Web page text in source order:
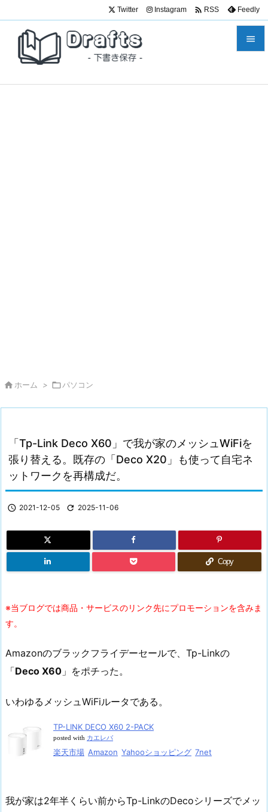

Twitter Instagram  RSS Feedly
 ホーム > パソコン
「Tp-Link Deco X60」で我が家のメッシュWiFiを
張り替える。既存の「Deco X20」も使って自宅ネ
ットワークを再構成だ。
 2021-12-05  2025-11-06
Copy
※当ブログでは商品・サービスのリンク先にプロモーションを含みま
す。
Amazonのブラックフライデーセールで、Tp-Linkの
「Deco X60 」をポチった。
いわゆるメッシュWiFiルータである。
TP-LINK DECO X60 2-PACK
posted with カエレバ
楽天市場 Amazon Yahooショッピング 7net
我が家は2年半くらい前からTp-LinkのDecoシリーズでメッ